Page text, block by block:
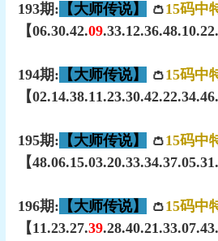
193期: 【大师传说】 👛15码中
【06.30.42.09
194期: 【大师传说】 👛15码中
【
195期: 【大师传说】 👛15码中
【
196期: 【大师传说】 👛15码中
【11.23.27.39